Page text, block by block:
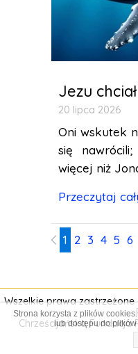
Jezu
20 lipca 2026
Oni wskutek
się
więcej niż
Przeczytaj
1 2 3 4 5 6
Wszelkie prawa
Chrześcijańska Fundacja
Strona korzysta z plików
lub dostępu do